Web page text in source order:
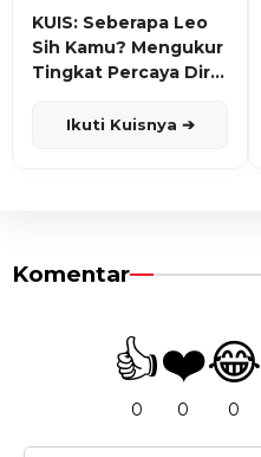
KUIS: Seberapa Leo
Sih Kamu? Mengukur
Tingkat Percaya Diri
Ikuti Kuisnya ➔
Komentar
👍
0
❤️
0
😂
0